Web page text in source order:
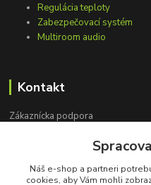
Regulácia teploty
Zabezpečovací systém
Multiroom audio
Kontakt
Zákaznícka podpora
info@loxprofi.sk
Náš e-shop a partneri
cookies, aby Vám mohli